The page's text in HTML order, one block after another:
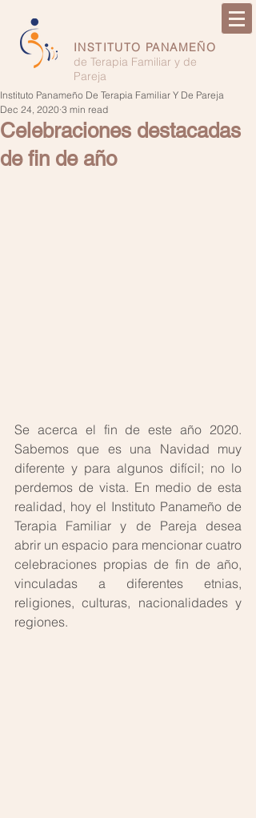
INSTITUTO PANAMEÑO
de Terapia Familiar y de
Pareja
Celebraciones destacadas
de fin de año
Instituto Panameño De Terapia Familiar Y De Pareja
Dec 24, 2020 3 min read
Se acerca el fin de este año 2020.
Sabemos que es una Navidad muy
diferente y para algunos difícil; no lo
perdemos de vista. En medio de esta
realidad, hoy el Instituto Panameño de
Terapia Familiar y de Pareja desea
abrir un espacio para mencionar cuatro
celebraciones propias de fin de año,
vinculadas a diferentes etnias,
religiones, culturas, nacionalidades y
regiones.